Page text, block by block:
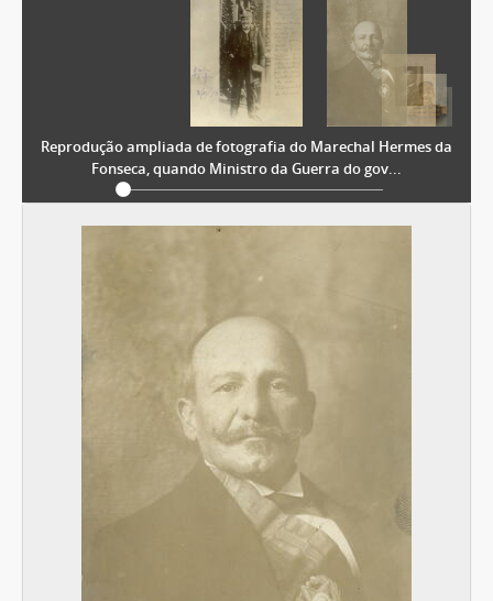
Reprodução ampliada de fotografia do Marechal Hermes da
Fonseca, quando Ministro da Guerra do gov...